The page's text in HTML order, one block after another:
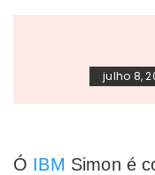
julho 8,
Ó IBM Simon é